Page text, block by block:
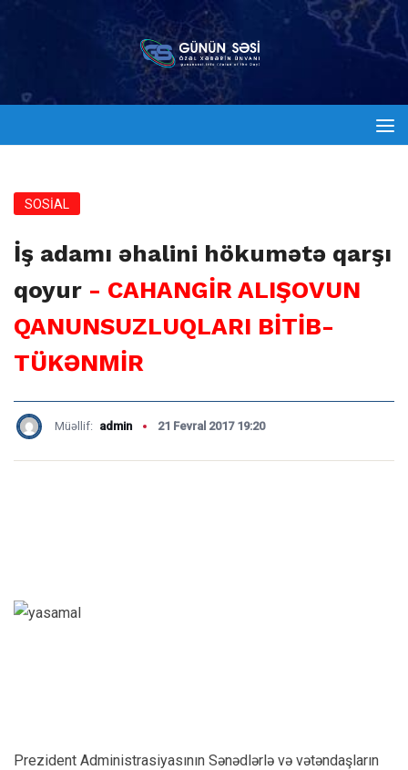
SOSİAL
İş adamı əhalini hökumətə qarşı
qoyur - CAHANGİR ALIŞOVUN
QANUNSUZLUQLARI BİTİB-
TÜKƏNMİR
Müəllif: admin 21 Fevral 2017 19:20
Prezident Administrasiyasının Sənədlərlə və vətəndaşların